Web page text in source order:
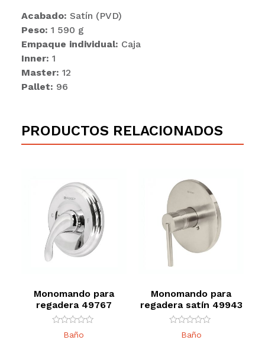
Acabado: Satín (PVD)
Peso: 1 590 g
Empaque individual: Caja
Inner: 1
Master: 12
Pallet: 96
PRODUCTOS RELACIONADOS
Monomando para
regadera 49767
RatedBaño
Monomando para
regadera satín 49943
RatedBaño